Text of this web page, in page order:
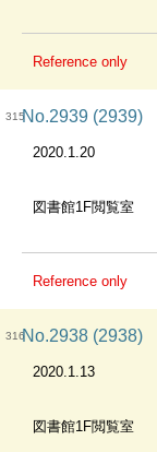
Reference only
315No.2939 (2939)
2020.1.20
図書館1F閲覧室
Reference only
316No.2938 (2938)
2020.1.13
図書館1F閲覧室